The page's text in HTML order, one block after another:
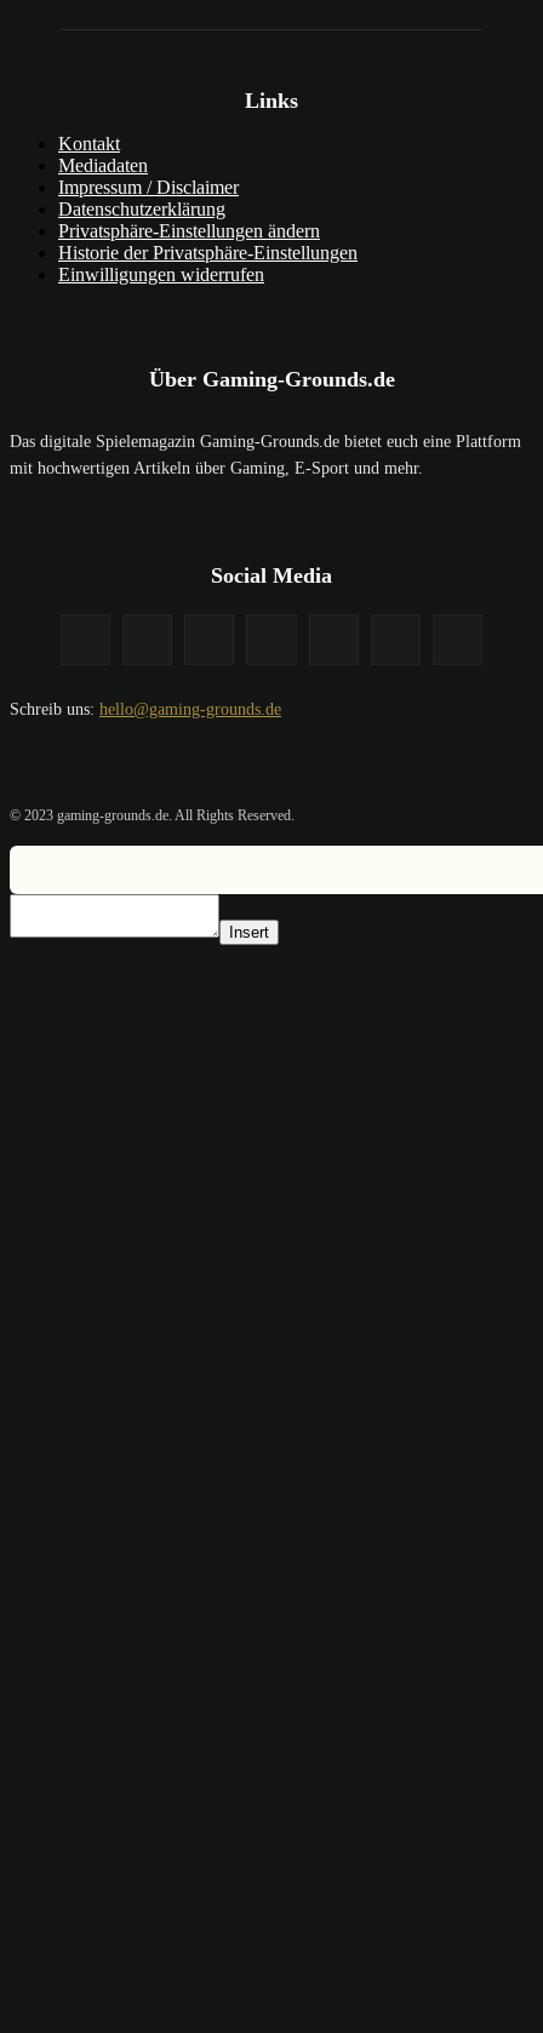
Links
Kontakt
Mediadaten
Impressum / Disclaimer
Datenschutzerklärung
Privatsphäre-Einstellungen ändern
Historie der Privatsphäre-Einstellungen
Einwilligungen widerrufen
Über Gaming-Grounds.de
Das digitale Spielemagazin Gaming-Grounds.de bietet euch eine Plattform
mit hochwertigen Artikeln über Gaming, E-Sport und mehr.
Social Media
Schreib uns: hello@gaming-grounds.de
© 2023 gaming-grounds.de. All Rights Reserved.
Insert